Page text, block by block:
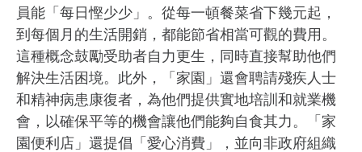
員能「每日慳少少」。從每一頓餐菜省下幾元起，
到每個月的生活開銷，都能節省相當可觀的費用。
這種概念鼓勵受助者自力更生，同時直接幫助他們
解決生活困境。此外，「家園」還會聘請殘疾人士
和精神病患康復者，為他們提供實地培訓和就業機
會，以確保平等的機會讓他們能夠自食其力。「家
園便利店」還提倡「愛心消費」，並向非政府組織